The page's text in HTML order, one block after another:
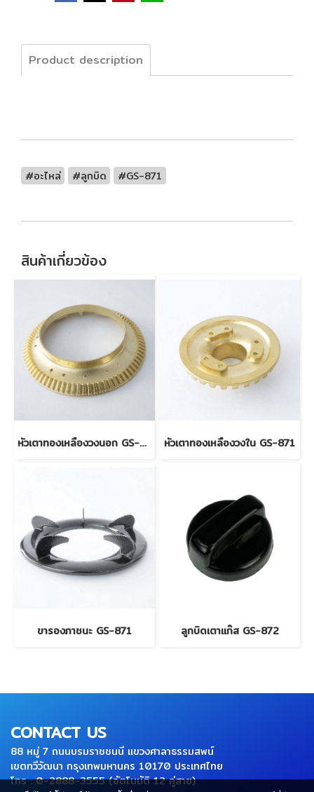
Product description
#อะไหล่ #ลูกบิด #GS-871
สินค้าเกี่ยวข้อง
หัวเตาทองเหลืองวงนอก GS-871 หัวเตาทองเหลืองวงใน GS-871
ขารองภาชนะ GS-871 ลูกบิดเตาแก๊ส GS-872
CONTACT US
88 หมู่ 7 ถนนบรมราชชนนี แขวงศาลาธรรมสพน์
เขตทวีวัฒนา กรุงเทพมหานคร 10170 ประเทศไทย
โทร : 0-2888-3555 (อัตโนมัติ 12 คู่สาย)